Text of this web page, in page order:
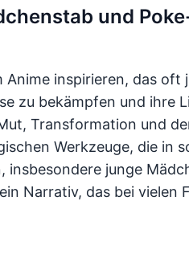
und
inspirieren, das oft
zu bekämpfen und ihre
Transformation und
Werkzeuge, die in
insbesondere junge
Narrativ, das bei vielen